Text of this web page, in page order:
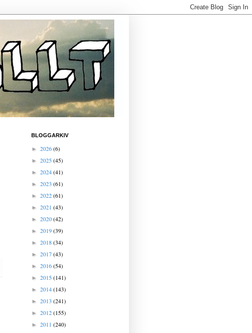
BLOGGARKIV
► 2026(6)
► 2025(45)
► 2024(41)
► 2023 (61)
► 2022(61)
► 2021 (43)
► 2020(42)
► 2019(39)
► 2018(34)
► 2017(43)
► 2016(54)
► 2015(141)
► 2014(143)
► 2013 (241)
► 2012(155)
► 2011 (240)